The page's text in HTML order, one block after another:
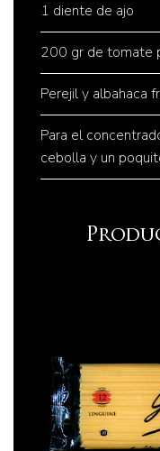
1 diente de ajo
200 gr de tomate
Perejil y albahaca
Para el
cebolla y un